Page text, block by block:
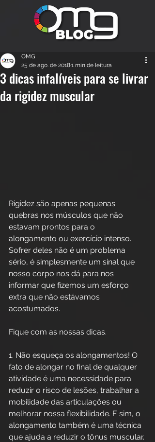
3 dicas infalíveis para se livrar
da rigidez muscular
OMG
25 de ago. de 20181 min de leitura
Rigidez são apenas pequenas
quebras nos músculos que não
estavam prontos para o
alongamento ou exercício intenso.
Sofrer deles não é um problema
sério, é simplesmente um sinal que
nosso corpo nos dá para nos
informar que fizemos um esforço
extra que não estávamos
acostumados.
Fique com as nossas dicas.
1. Não esqueça os alongamentos! O
fato de alongar no final de qualquer
atividade é uma necessidade para
reduzir o risco de lesões, trabalhar a
mobilidade das articulações ou
melhorar nossa flexibilidade. E sim, o
alongamento também é uma técnica
que ajuda a reduzir o tônus muscular.